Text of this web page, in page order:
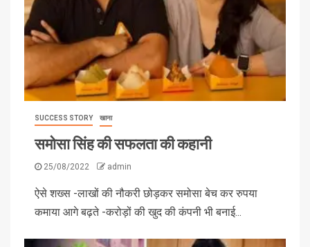
SUCCESS STORY खाना
समोसा सिंह की सफलता की कहानी
25/08/2022 admin
ऐसे शख्स -लाखों की नौकरी छोड़कर समोसा बेच कर रुपया
कमाया आगे बढ़ते -करोड़ों की खुद की कंपनी भी बनाई...